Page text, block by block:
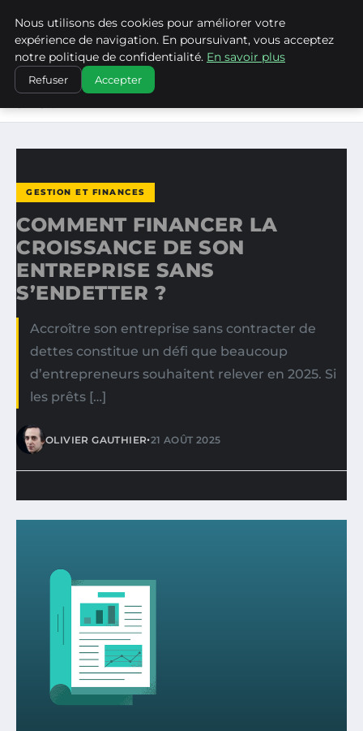
LA VANGUARDIA DEL SUR
ACCUEIL
GESTION ET FINANCES
COMMENT FINANCER LA CROISSANCE DE SON ENTREPRISE
GESTION ET FINANCES
COMMENT FINANCER LA
CROISSANCE DE SON
ENTREPRISE SANS
S’ENDETTER ?
Accroître son entreprise sans contracter de
dettes constitue un défi que beaucoup
d’entrepreneurs souhaitent relever en 2025. Si
les prêts […]
OLIVIER GAUTHIER•21 AOÛT 2025
Nous utilisons des cookies pour améliorer votre
expérience de navigation. En poursuivant, vous acceptez
notre politique de confidentialité. En savoir plus
Refuser Accepter